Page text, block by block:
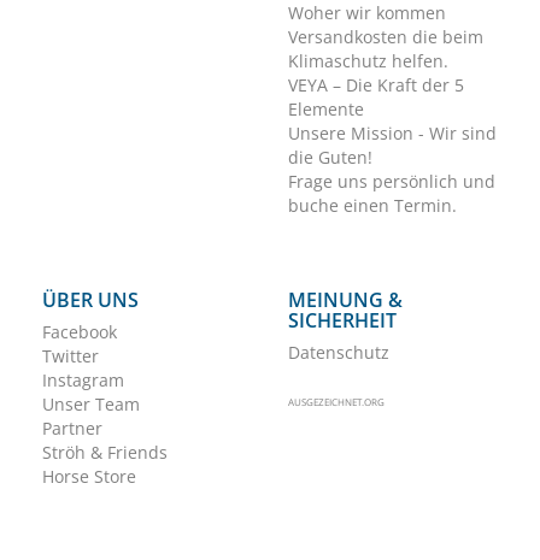
Woher wir kommen
Versandkosten die beim
Klimaschutz helfen.
VEYA – Die Kraft der 5
Elemente
Unsere Mission - Wir sind
die Guten!
Frage uns persönlich und
buche einen Termin.
ÜBER UNS
Facebook
Twitter
Instagram
Unser Team
Partner
Ströh & Friends
Horse Store
MEINUNG &
SICHERHEIT
Datenschutz
AUSGEZEICHNET.ORG